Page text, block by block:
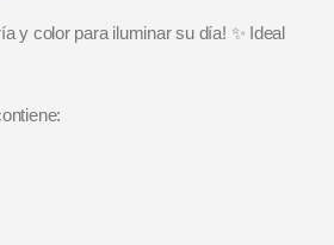
y color para iluminar su día! ✨ Ideal